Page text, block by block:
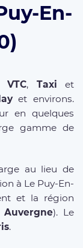
En-
VTC, Taxi et
et environs.
en quelques
gamme de
au lieu de
à Le Puy-En-
et la région
Auvergne). Le
.